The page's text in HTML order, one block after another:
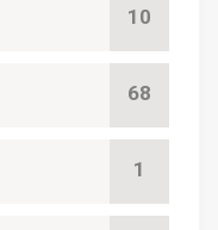
10
68
1